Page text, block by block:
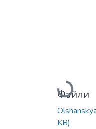
Вантажиться...
Файли
KB)